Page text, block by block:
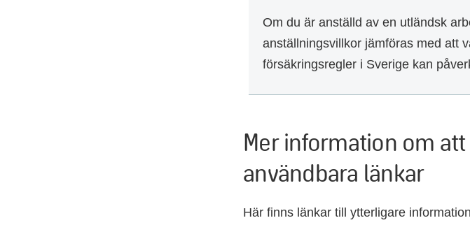
Om du är anställd av en utländsk
anställningsvillkor jämföras med att
försäkringsregler i Sverige kan
Mer information om
användbara länkar
Här finns länkar till ytterligare